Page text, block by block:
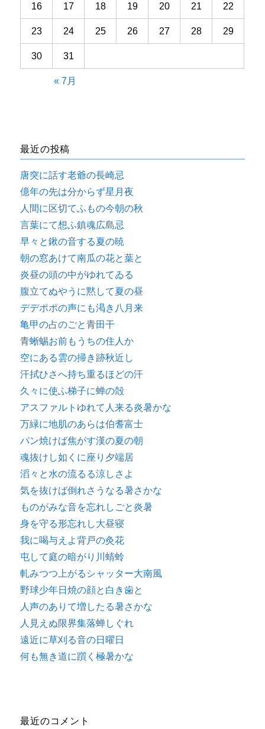
16 17 18 19 20 21 22
23 24 25 26 27 28 29
30 31
« 7月
最近の投稿
唐突に話す老爺の長崎忌
億年の先は分からず星月夜
人間に区切てふもの今朝の秋
言葉にて想ふ鎮魂広島忌
早々と鍬の音する夏の暁
朝の窓あけて南瓜の花と葉と
炎昼の頭の中がゆれてゐる
腹立てぬやうに黙して夏の昼
デデポポの声にも渇き八月来
亀甲の占のごと青田干
青蜥蜴お前もうちの住人か
空にある雲の掃き跡秋近し
汗拭ひさへ持ち重るほどの汗
久々に使ふ梯子に蝉の殻
アスファルトゆれて人来る炎暑かな
万緑に地肌のあらは伯耆富士
パン焼けば焦がす漢の夏の朝
魂抜けし如くに座り夕端居
滔々と水の流るる涼しさよ
気を抜けば倒れさうなる暑さかな
ものがみな音を忘れしごと炎暑
身を守る形忘れし大昼寝
我に喝与えよ背戸の灸花
屯して庭の暗がり川蜻蛉
軋みつつ上がるシャッター大南風
野球少年日焼の顔と白き歯と
人声のありて増したる暑さかな
人見えぬ限界集落蝉しぐれ
遠近に草刈る音の日曜日
何も無き道に躓く極暑かな
最近のコメント